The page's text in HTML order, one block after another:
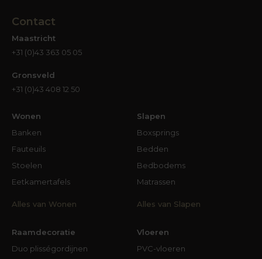
Contact
Maastricht
+31 (0)43 363 05 05
Gronsveld
+31 (0)43 408 12 50
Wonen
Banken
Fauteuils
Stoelen
Eetkamertafels
Alles van Wonen
Slapen
Boxsprings
Bedden
Bedbodems
Matrassen
Alles van Slapen
Raamdecoratie
Duo plisségordijnen
Vloeren
PVC-vloeren